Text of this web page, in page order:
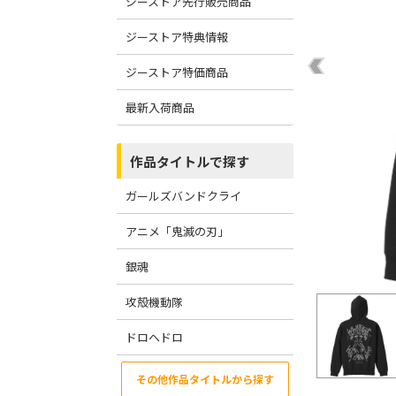
ジーストア特典情報
ジーストア特価商品
最新入荷商品
作品タイトルで探す
ガールズバンドクライ
アニメ「鬼滅の刃」
銀魂
攻殻機動隊
ドロヘドロ
その他作品タイトルから探す